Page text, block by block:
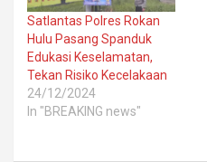
Satlantas Polres Rokan
Hulu Pasang Spanduk
Edukasi Keselamatan,
Tekan Risiko Kecelakaan
24/12/2024
In "BREAKING news"